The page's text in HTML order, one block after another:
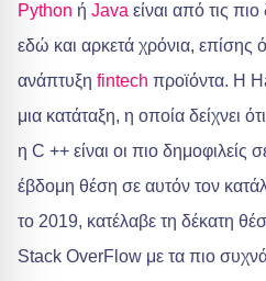
Python ή Java είναι από τις
εδώ και αρκετά χρόνια, επίσης
ανάπτυξη fintech προϊόντα. Η
μια κατάταξη, η οποία δείχνει
η C ++ είναι οι πιο δημοφιλείς
έβδομη θέση σε αυτόν τον
το 2019, κατέλαβε τη δέκατη
Stack OverFlow με τα πιο